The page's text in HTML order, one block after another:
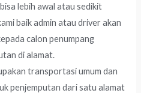
lebih awal atau sedikit
baik admin atau driver akan
calon penumpang
di alamat.
transportasi umum dan
penjemputan dari satu alamat